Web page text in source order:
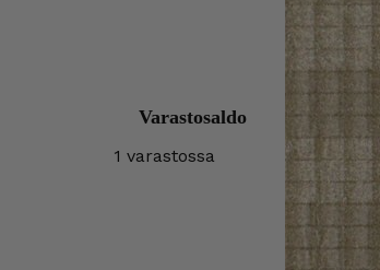
Varastosaldo
1 varastossa